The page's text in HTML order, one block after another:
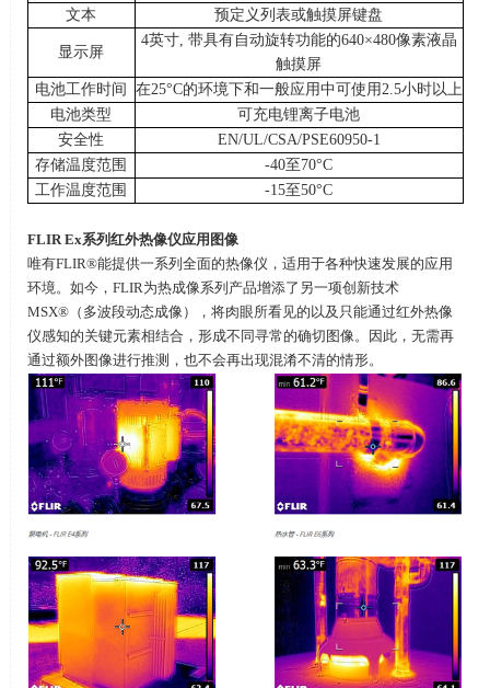
文本
预定义列表或触摸屏键盘
显示屏
4英寸, 带具有自动旋转功能的640×480像素液晶
触摸屏
电池工作时间
在25°C的环境下和一般应用中可使用2.5小时以上
电池类型
可充电锂离子电池
安全性
EN/UL/CSA/PSE60950-1
存储温度范围
-40至 70°C
工作温度范围
-15至50°C
FLIR Ex系列红外热像仪应用图像
唯有FLIR®能提供一系列全面的热像仪，适用于各种快速发展的应用
环境。如今， FLIR为热成像系列产品增添了另一项创新技术
MSX®（多波段动态成像），将肉眼所看见的以及只能通过红外热像
仪感知的关键元素相结合，形成不同寻常的确切图像。因此，无需再
通过额外图像进行推测，也不会再出现混淆不清的情形。